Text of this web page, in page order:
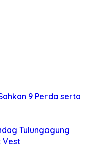
9 Perda serta
Tulungagung
Vest